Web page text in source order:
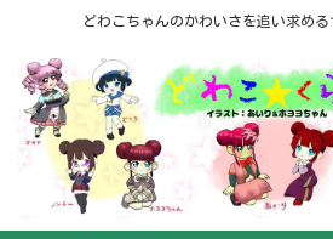
どわこちゃんのかわいさを追い求め